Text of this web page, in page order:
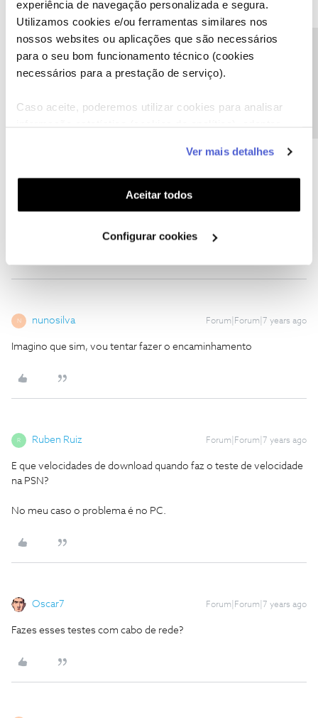
experiência de navegação personalizada e segura.
Utilizamos cookies e/ou ferramentas similares nos
nossos websites ou aplicações que são necessários
para o seu bom funcionamento técnico (cookies
necessários para a prestação de serviço).
Caso aceite, poderemos utilizar cookies para analisar
funcionalidades (cookies de personalização e
funcionalidade) e adaptar anúncios aos seus interesses
(cookies de publicidade personalizada). Pode gerir a
utilização dos cookies clicando em "Configurar
Ver mais detalhes
Aceitar todos
Configurar cookies
nunosilva Forum|Forum|7 years ago
Alguém ja experimentou o encaminhamento de portas?
Daqui a umas semanas aparece a resposta fantástica da
moderação como a melhor resposta.
N nunosilva Forum|Forum|7 years ago
Imagino que sim, vou tentar fazer o encaminhamento
R Ruben Ruiz Forum|Forum|7 years ago
E que velocidades de download quando faz o teste de velocidade
na PSN?
No meu caso o problema é no PC.
Oscar7 Forum|Forum|7 years ago
Fazes esses testes com cabo de rede?